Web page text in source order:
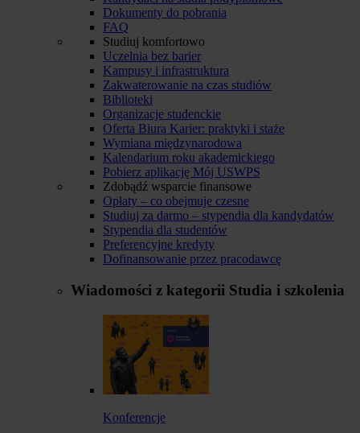
Dokumenty do pobrania
FAQ
Studiuj komfortowo
Uczelnia bez barier
Kampusy i infrastruktura
Zakwaterowanie na czas studiów
Biblioteki
Organizacje studenckie
Oferta Biura Karier: praktyki i staże
Wymiana międzynarodowa
Kalendarium roku akademickiego
Pobierz aplikację Mój USWPS
Zdobądź wsparcie finansowe
Opłaty – co obejmuje czesne
Studiuj za darmo – stypendia dla kandydatów
Stypendia dla studentów
Preferencyjne kredyty
Dofinansowanie przez pracodawcę
Wiadomości z kategorii Studia i szkolenia
Konferencje